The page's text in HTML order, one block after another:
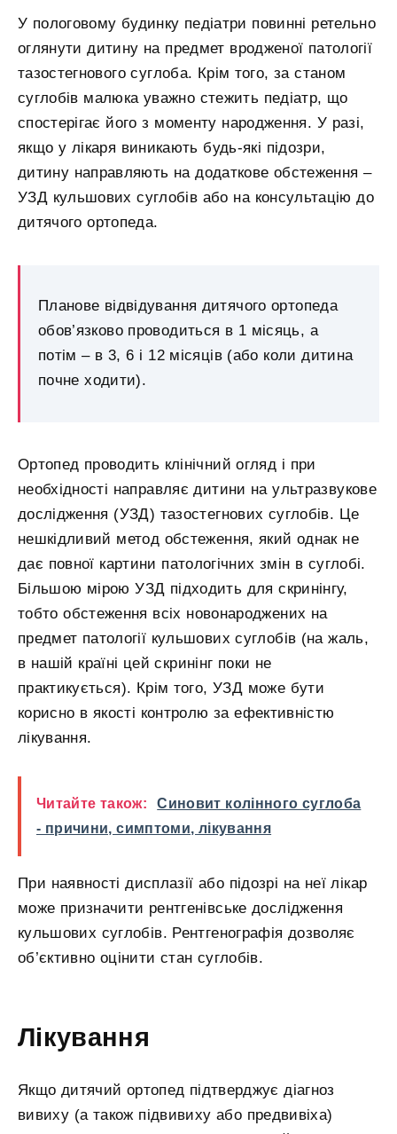
У пологовому будинку педіатри повинні ретельно
оглянути дитину на предмет вродженої патології
тазостегнового суглоба. Крім того, за станом
суглобів малюка уважно стежить педіатр, що
спостерігає його з моменту народження. У разі,
якщо у лікаря виникають будь-які підозри,
дитину направляють на додаткове обстеження –
УЗД кульшових суглобів або на консультацію до
дитячого ортопеда.
Планове відвідування дитячого ортопеда
обов’язково проводиться в 1 місяць, а
потім – в 3, 6 і 12 місяців (або коли дитина
почне ходити).
Ортопед проводить клінічний огляд і при
необхідності направляє дитини на ультразвукове
дослідження (УЗД) тазостегнових суглобів. Це
нешкідливий метод обстеження, який однак не
дає повної картини патологічних змін в суглобі.
Більшою мірою УЗД підходить для скринінгу,
тобто обстеження всіх новонароджених на
предмет патології кульшових суглобів (на жаль,
в нашій країні цей скринінг поки не
практикується). Крім того, УЗД може бути
корисно в якості контролю за ефективністю
лікування.
Читайте також:
Синовит колінного суглоба
- причини, симптоми, лікування
При наявності дисплазії або підозрі на неї лікар
може призначити рентгенівське дослідження
кульшових суглобів. Рентгенографія дозволяє
об’єктивно оцінити стан суглобів.
Лікування
Якщо дитячий ортопед підтверджує діагноз
вивиху (а також підвивиху або предвивіха)